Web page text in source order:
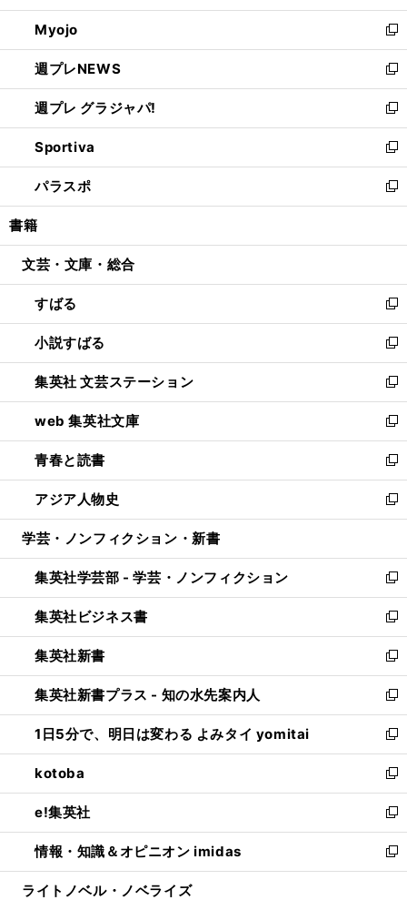
開
く
ウ
で
開
く
ン
ド
ウ
で
開
く
ウ
ィ
ン
ド
ウ
で
開
く
Myojo
新
し
い
ウ
ィ
ン
ド
ウ
で
開
週プレNEWS
新
し
い
ウ
ィ
ン
ド
ウ
開
週プレ グラジャパ!
新
し
い
ウ
ィ
ン
ウ
開
く
Sportiva
新
し
い
ウ
ン
ウ
で
開
く
パラスポ
新
し
ウ
ン
ド
ウ
で
開
く
書籍
文芸・文庫・総合
すばる
新
し
い
ウ
ィ
ン
ド
ウ
で
開
く
小説すばる
新
し
い
ウ
ィ
ン
ド
ウ
で
開
集英社 文芸ステーション
新
し
い
ウ
ィ
ン
ド
ウ
開
く
web 集英社文庫
新
し
い
ウ
ィ
ン
ウ
で
開
く
青春と読書
新
し
い
ウ
ン
ド
ウ
で
開
く
アジア人物史
新
し
ウ
ィ
ン
ド
ウ
で
開
く
学芸・ノンフィクション・新書
集英社学芸部 - 学芸・ノンフィクション
新
し
い
ウ
ィ
ン
ド
ウ
で
開
く
集英社ビジネス書
新
し
い
ウ
ィ
ン
ド
ウ
で
開
く
集英社新書
新
し
い
ウ
ィ
ン
ド
ウ
で
開
く
集英社新書プラス - 知の水先案内人
新
し
い
ウ
ィ
ン
ド
ウ
で
開
1日5分で、明日は変わる よみタイ yomitai
新
し
い
ウ
ィ
ン
ド
ウ
kotoba
新
し
い
ウ
ィ
ン
e!集英社
新
し
い
ウ
情報・知識＆オピニオン imidas
新
し
ライトノベル・ノベライズ